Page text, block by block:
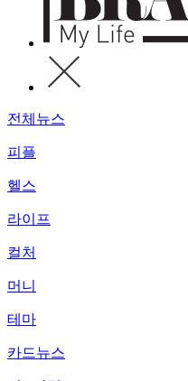
전체뉴스
피플
헬스
라이프
컬처
머니
테마
카드뉴스